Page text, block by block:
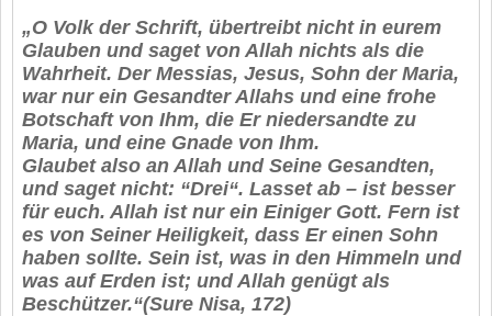
„O Volk der Schrift, übertreibt nicht in eurem
Glauben und saget von Allah nichts als die
Wahrheit. Der Messias, Jesus, Sohn der Maria,
war nur ein Gesandter Allahs und eine frohe
Botschaft von Ihm, die Er niedersandte zu
Maria, und eine Gnade von Ihm.
Glaubet also an Allah und Seine Gesandten,
und saget nicht: “Drei“. Lasset ab – ist besser
für euch. Allah ist nur ein Einiger Gott. Fern ist
es von Seiner Heiligkeit, dass Er einen Sohn
haben sollte. Sein ist, was in den Himmeln und
was auf Erden ist; und Allah genügt als
Beschützer.“(Sure Nisa, 172)